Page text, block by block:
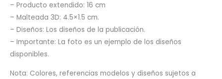
– Producto extendido: 16 cm
– Malteada 3D: 4.5×1.5 cm.
– Diseños: Los diseños de la publicación.
– Importante: La foto es un ejemplo de los diseños
disponibles.
Nota: Colores, referencias modelos y diseños sujetos a